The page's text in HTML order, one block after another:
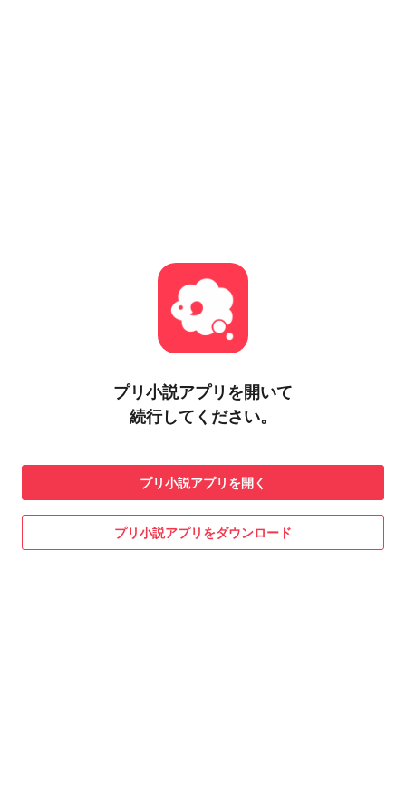
プリ小説アプリを開いて
続行してください。
プリ小説アプリを開く
プリ小説アプリをダウンロード